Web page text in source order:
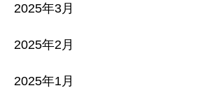
2025年3月
2025年2月
2025年1月